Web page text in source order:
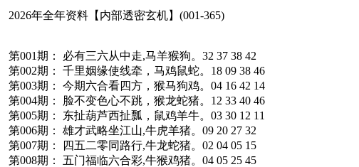
2026年全年资料【内部透密玄机】(001-365)
第001期： 必有三六从中走,马羊猴狗。32 37 38 42
第002期： 千里姻缘使线牵，马鸡鼠蛇。18 09 38 46
第003期： 今期六合看四方，猴马狗鸡。04 16 42 14
第004期： 脸不变色心不跳，猴龙蛇猪。12 33 40 46
第005期： 东扯葫芦西扯瓢，鼠鸡羊牛。03 30 12 11
第006期： 雄才武略坐江山,牛虎羊猪。09 20 27 32
第007期： 四五二零同路行,牛龙蛇猪。02 04 05 15
第008期： 五门福临六合彩,牛猴鸡猪。04 05 25 45